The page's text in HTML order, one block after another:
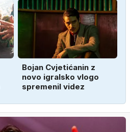
Bojan Cvjetićanin z
novo igralsko vlogo
spremenil videz